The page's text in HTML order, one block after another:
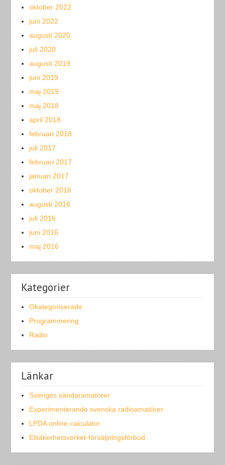
oktober 2022
juni 2022
augusti 2020
juli 2020
augusti 2019
juni 2019
maj 2019
maj 2018
april 2018
februari 2018
juli 2017
februari 2017
januari 2017
oktober 2016
augusti 2016
juli 2016
juni 2016
maj 2016
Kategorier
Okategoriserade
Programmering
Radio
Länkar
Sveriges sändaramatörer
Experimenterande svenska radioamatörer
LPDA online calculator
Elsäkerhetsverket-försäljningsförbud